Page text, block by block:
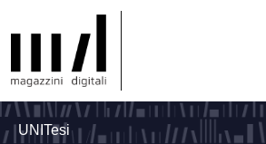
UNITesi